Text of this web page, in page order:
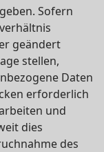
Sofern
geändert
stellen,
Daten
erforderlich
und
dies
des